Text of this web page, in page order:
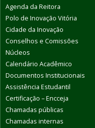
Agenda da Reitora
Polo de Inovação Vitória
Cidade da Inovação
Conselhos e Comissões
Núcleos
Calendário Acadêmico
Documentos Institucionais
Assistência Estudantil
Certificação – Encceja
Chamadas públicas
Chamadas internas